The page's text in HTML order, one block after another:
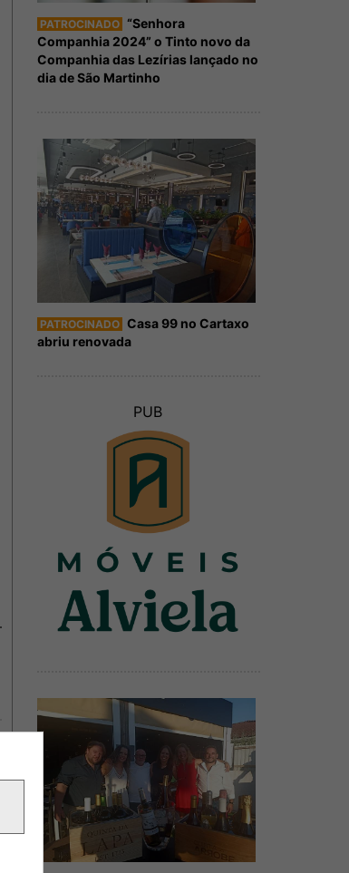
PATROCINADO “Senhora
Companhia 2024” o Tinto novo da
Companhia das Lezírias lançado no
dia de São Martinho
PATROCINADO Casa 99 no Cartaxo
abriu renovada
PUB